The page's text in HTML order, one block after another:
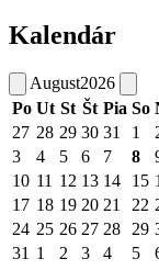
Kalendár
August2026
Po Ut St Št Pia So
27 28 29 30 31 1
3
4 5 6 7 8
10 11 12 13 14 15
17 18 19 20 21 22
24 25 26 27 28 29
31 1 2 3 4 5